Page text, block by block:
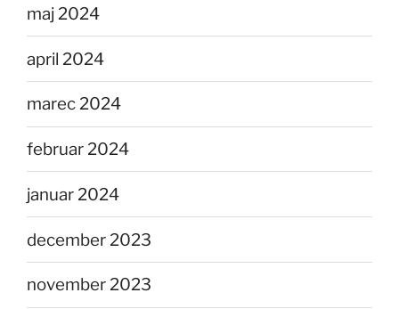
maj 2024
april 2024
marec 2024
februar 2024
januar 2024
december 2023
november 2023